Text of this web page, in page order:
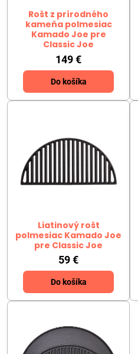
Rošt z prírodného
kameňa polmesiac
Kamado Joe pre
Classic Joe
149 €
Do košíka
Liatinový rošt
polmesiac Kamado Joe
pre Classic Joe
59 €
Do košíka